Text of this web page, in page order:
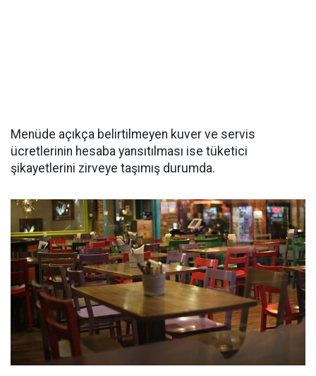
Menüde açıkça belirtilmeyen kuver ve servis
ücretlerinin hesaba yansıtılması ise tüketici
şikayetlerini zirveye taşımış durumda.